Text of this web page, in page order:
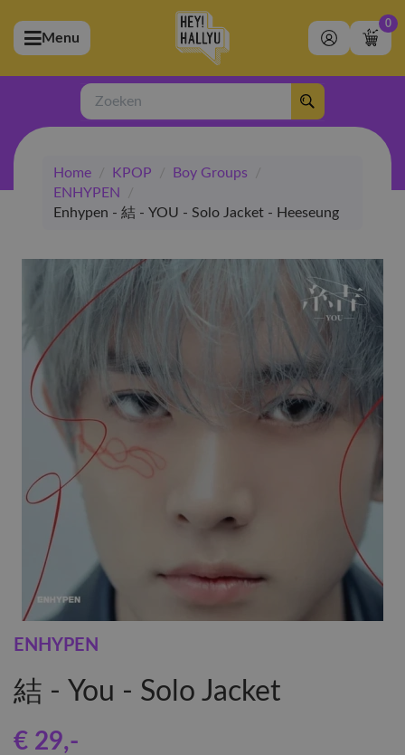
(Artiesten)
(Merchandise)
(Exclusive)
(Winkel)
Menu
0
Zoeken
Home / KPOP / Boy Groups
/
ENHYPEN
/
Enhypen - 結 - YOU - Solo Jacket - Heeseung
ENHYPEN
結 - You - Solo Jacket
€ 29,-